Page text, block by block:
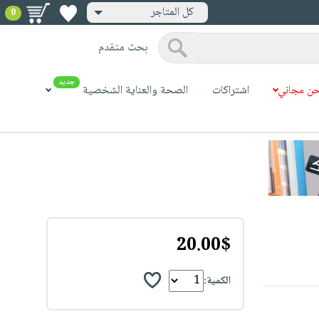
كل المتاجر 0
بحث متقدم
مجاني اشتراكات الصحة والعناية الشخصية جديد
20.00$
الكمية: